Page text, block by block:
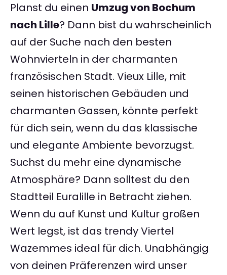
Planst du einen Umzug von Bochum
nach Lille? Dann bist du wahrscheinlich
auf der Suche nach den besten
Wohnvierteln in der charmanten
französischen Stadt. Vieux Lille, mit
seinen historischen Gebäuden und
charmanten Gassen, könnte perfekt
für dich sein, wenn du das klassische
und elegante Ambiente bevorzugst.
Suchst du mehr eine dynamische
Atmosphäre? Dann solltest du den
Stadtteil Euralille in Betracht ziehen.
Wenn du auf Kunst und Kultur großen
Wert legst, ist das trendy Viertel
Wazemmes ideal für dich. Unabhängig
von deinen Präferenzen wird unser